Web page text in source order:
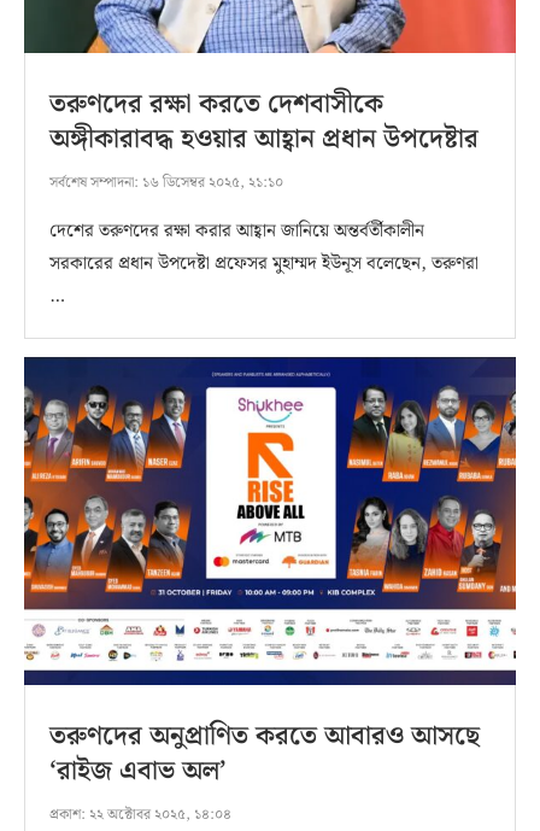
তরুণদের রক্ষা করতে দেশবাসীকে
অঙ্গীকারাবদ্ধ হওয়ার আহ্বান প্রধান উপদেষ্টার
সর্বশেষ সম্পাদনা: ১৬ ডিসেম্বর ২০২৫, ২১:১০
দেশের তরুণদের রক্ষা করার আহ্বান জানিয়ে অন্তর্বর্তীকালীন
সরকারের প্রধান উপদেষ্টা প্রফেসর মুহাম্মদ ইউনূস বলেছেন, তরুণরা
…
তরুণদের অনুপ্রাণিত করতে আবারও আসছে
‘রাইজ এবাভ অল’
প্রকাশ: ২২ অক্টোবর ২০২৫, ১৪:০৪